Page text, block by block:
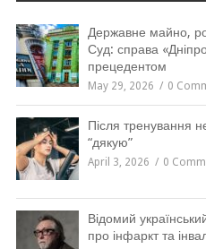
Державне майно,
Суд: справа
прецедентом
May 29, 2026 0
Після тренування
“дякую”
April 3, 2026 0
Відомий
про інфаркт та